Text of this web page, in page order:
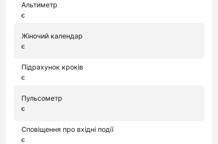
Альтиметр
є
Жіночий календар
є
Підрахунок кроків
є
Пульсометр
є
Сповіщення про вхідні події
є